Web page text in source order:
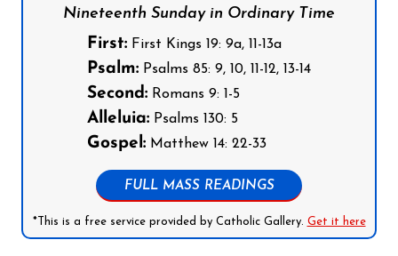
Nineteenth Sunday in Ordinary Time
First: First Kings 19: 9a, 11-13a
Psalm: Psalms 85: 9, 10, 11-12, 13-14
Second: Romans 9: 1-5
Alleluia: Psalms 130: 5
Gospel: Matthew 14: 22-33
FULL MASS READINGS
*This is a free service provided by Catholic Gallery. Get it here